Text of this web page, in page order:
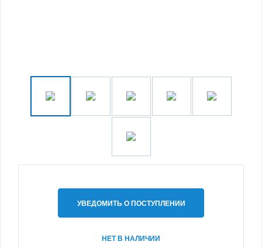
УВЕДОМИТЬ О ПОСТУПЛЕНИИ
НЕТ В НАЛИЧИИ